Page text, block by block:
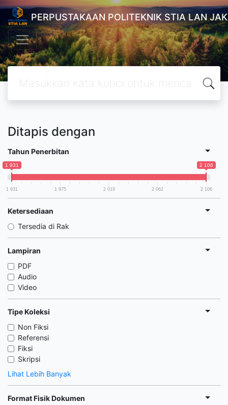
PERPUSTAKAAN POLITEKNIK STIA LAN
Ditapis dengan
Tahun Penerbitan
1 931 2 106
1 931 1 975 2 019 2 062 2 106
Ketersediaan
Tersedia di Rak
Lampiran
PDF
Audio
Video
Tipe Koleksi
Non Fiksi
Referensi
Fiksi
Skripsi
Lihat Lebih Banyak
Format Fisik Dokumen